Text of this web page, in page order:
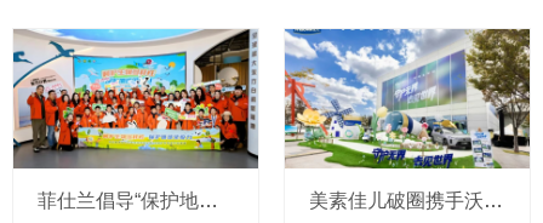
菲仕兰倡导“保护地球免疫力”，将生物多样性亲子课堂“搬”到黄河口 美素佳儿破圈携手沃尔沃，拓宽亲子守护新场景，解锁带娃新思维